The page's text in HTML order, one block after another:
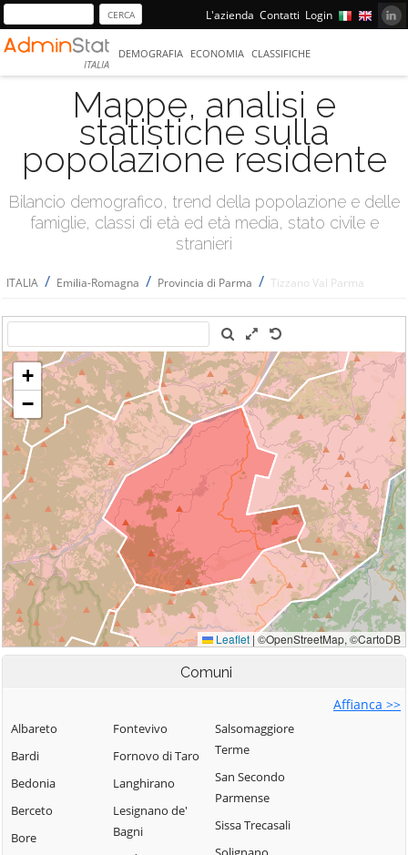
L'azienda Contatti Login
ITALIA
DEMOGRAFIA ECONOMIA CLASSIFICHE
Mappe, analisi e
statistiche sulla
popolazione residente
Bilancio demografico, trend della popolazione e delle
famiglie, classi di età ed età media, stato civile e
stranieri
ITALIA / Emilia-Romagna / Provincia di Parma / Tizzano Val Parma
Comuni
Affianca >>
Albareto
Bardi
Bedonia
Berceto
Bore
Fontevivo
Fornovo di Taro
Langhirano
Lesignano de'
Bagni
Salsomaggiore
Terme
San Secondo
Parmense
Sissa Trecasali